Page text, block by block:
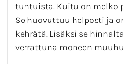
tuntuista. Kuitu on melko
Se huovuttuu helposti ja
kehrätä. Lisäksi se
verrattuna moneen